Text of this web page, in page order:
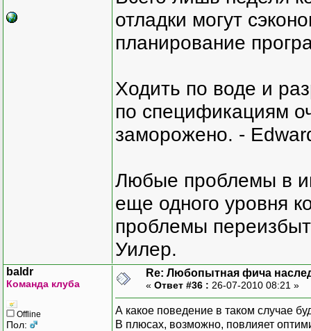
отладки могут
планирование
Ходить по воде и
по спецификациям
заморожено. -
Любые проблемы в
еще одного уровня
проблемы
Уилер.
baldr
Команда клуба
Offline
Пол:
Re: Любопытная фича
« Ответ #36 : 26-07-2010 08:21 »
А какое поведение в таком случае
В плюсах, возможно, повлияет